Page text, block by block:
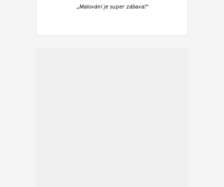
„Malování je super zábava!“